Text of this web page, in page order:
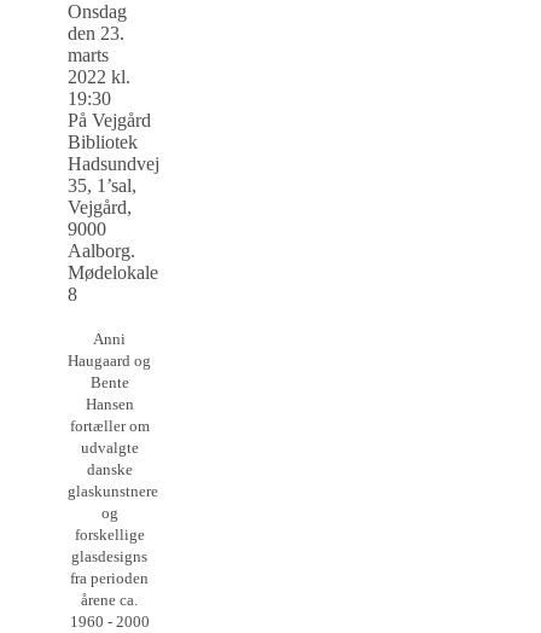
Onsdag
den 23.
marts
2022 kl.
19:30
På Vejgård
Bibliotek
Hadsundvej
35, 1’sal,
Vejgård,
9000
Aalborg.
Mødelokale
8
Anni
Haugaard og
Bente
Hansen
fortæller om
udvalgte
danske
glaskunstnere
og
forskellige
glasdesigns
fra perioden
årene ca.
1960 - 2000